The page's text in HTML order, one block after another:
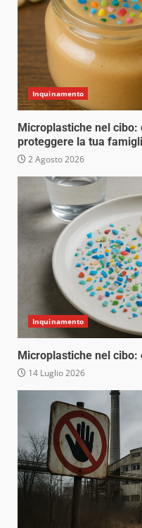
Inquinamento
Microplastiche nel
proteggere la tua
2 Agosto 2026
Inquinamento
Microplastiche nel
14 Luglio 2026